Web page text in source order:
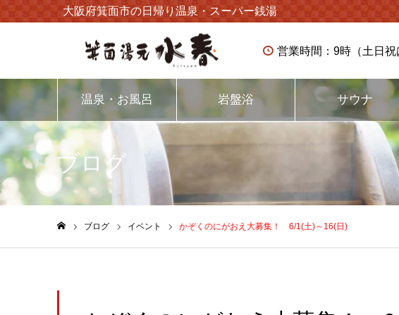
大阪府箕面市の日帰り温泉・スーパー銭湯
営業時間：9時（土日
温泉・お風呂 岩盤浴 サウナ
ブログ
ブログ イベント かぞくのにがおえ大募集！ 6/1(土)～16(日)